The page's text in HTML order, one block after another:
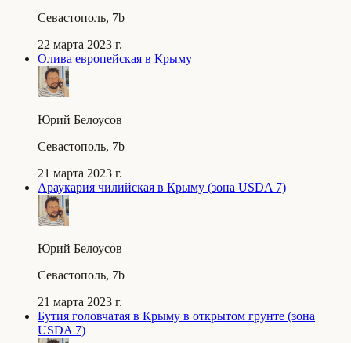
Севастополь, 7b
22 марта 2023 г.
Олива европейская в Крыму
Юрий Белоусов
Севастополь, 7b
21 марта 2023 г.
Араукария чилийская в Крыму (зона USDA 7)
Юрий Белоусов
Севастополь, 7b
21 марта 2023 г.
Бутия головчатая в Крыму в открытом грунте (зона
USDA 7)